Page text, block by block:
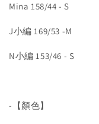
Mina 158/44 - S
J小編 169/53 -M
N小編 153/46 - S
-【顏色】